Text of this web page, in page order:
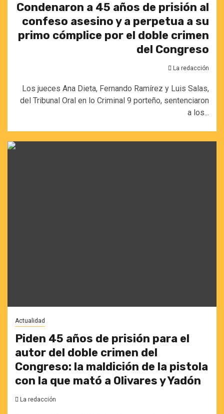
Condenaron a 45 años de prisión al
confeso asesino y a perpetua a su
primo cómplice por el doble crimen
del Congreso
La redacción
Los jueces Ana Dieta, Fernando Ramírez y Luis Salas,
del Tribunal Oral en lo Criminal 9 porteño, sentenciaron
a los...
Actualidad
Piden 45 años de prisión para el
autor del doble crimen del
Congreso: la maldición de la pistola
con la que mató a Olivares y Yadón
La redacción